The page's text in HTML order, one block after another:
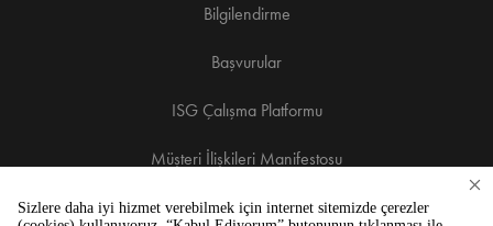
Bilgilendirme
Başvurular
ISG Çalışma Platformu
Müşteri İlişkileri Manifestosu
Heliped